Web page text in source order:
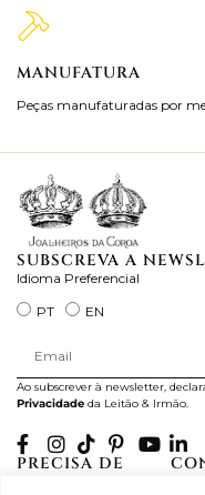
MANUFATURA
Peças manufaturadas por
SUBSCREVA A
Idioma Preferencial
PT
EN
Ao subscrever à newsletter,
Privacidade da Leitão & Irmão.
PRECISA DE